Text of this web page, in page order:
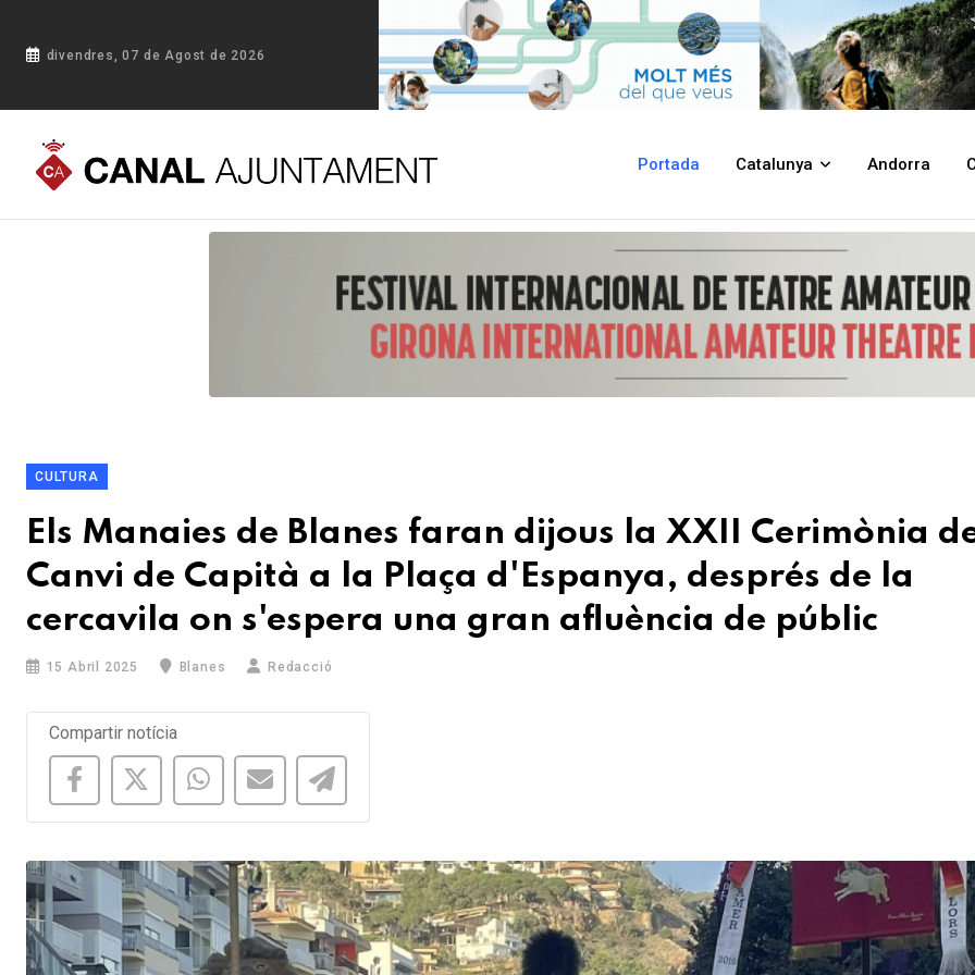
divendres, 07 de Agost de 2026
Portada Catalunya Andorra
Portada Blog Els Manaies de Blanes faran dijous la XXII Cerimònia del Canvi de Capità a la Plaça d'Espanya, després de la
CULTURA
Els Manaies de Blanes faran dijous la XXII Cerimònia
Canvi de Capità a la Plaça d'Espanya, després de la
cercavila on s'espera una gran afluència de públic
15 Abril 2025 Blanes Redacció
Compartir notícia